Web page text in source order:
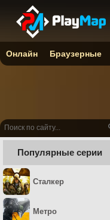
Популярные серии
Сталкер
Метро
Онлайн Браузерные